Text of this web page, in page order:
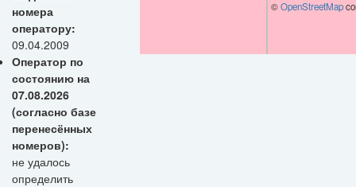
номера
оператору:
09.04.2009
Оператор по
состоянию на
07.08.2026
(согласно базе
перенесённых
номеров):
не удалось
определить
©OpenStreetMap